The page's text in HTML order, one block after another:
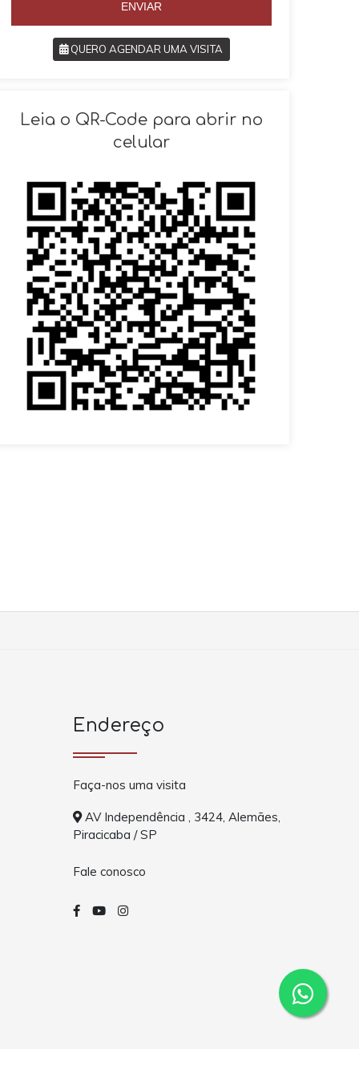
ENVIAR
QUERO AGENDAR UMA VISITA
VOLTAR
Leia o QR-Code para abrir no
celular
Endereço
Faça-nos uma visita
AV Independência , 3424, Alemães,
Piracicaba / SP
Fale conosco